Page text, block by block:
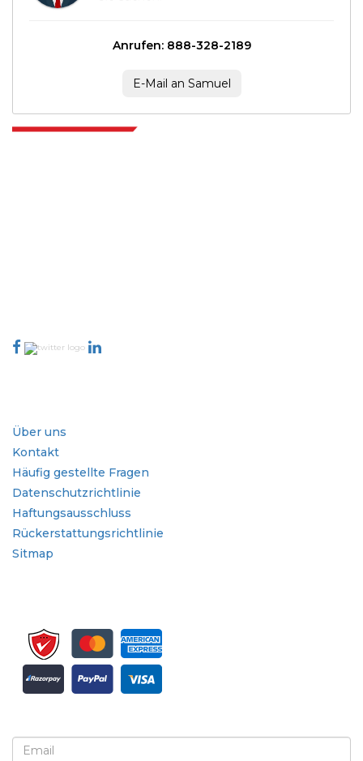
Anrufen: 888-328-2189
E-Mail an Samuel
Über uns
Kontakt
Häufig gestellte Fragen
Datenschutzrichtlinie
Haftungsausschluss
Rückerstattungsrichtlinie
Sitmap